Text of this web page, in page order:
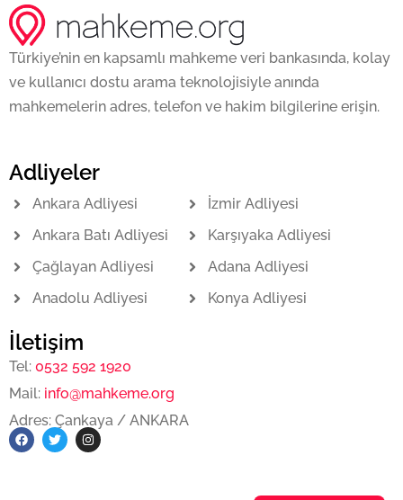
Türkiye’nin en kapsamlı mahkeme veri bankasında, kolay
ve kullanıcı dostu arama teknolojisiyle anında
mahkemelerin adres, telefon ve hakim bilgilerine erişin.
Adliyeler
Ankara Adliyesi
Ankara Batı Adliyesi
Çağlayan Adliyesi
Anadolu Adliyesi
İzmir Adliyesi
Karşıyaka Adliyesi
Adana Adliyesi
Konya Adliyesi
İletişim
Tel: 0532 592 1920
Mail: info@mahkeme.org
Adres: Çankaya / ANKARA